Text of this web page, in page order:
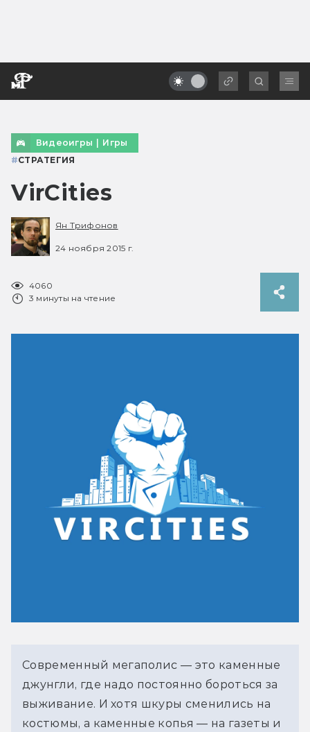
Видеоигры | Игры
#СТРАТЕГИЯ
VirCities
Ян Трифонов
24 ноября 2015 г.
4060
3 минуты на чтение
Современный мегаполис — это каменные
джунгли, где надо постоянно бороться за
выживание. И хотя шкуры сменились на
костюмы, а каменные копья — на газеты и